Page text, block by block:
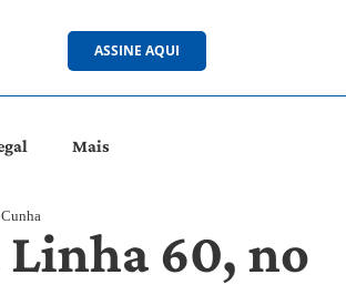
ASSINE AQUI
Mais
Linha 60, no